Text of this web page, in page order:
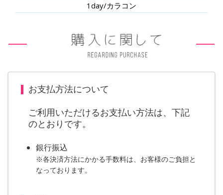
1day/カラコン
お支払方法について
ご利用いただけるお支払い方法は、下記
のとおりです。
銀行振込
※各決済方法にかかる手数料は、お客様のご負担と
なっております。